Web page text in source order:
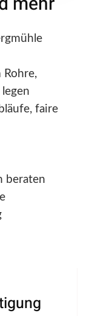
Rohre,
faire
beraten